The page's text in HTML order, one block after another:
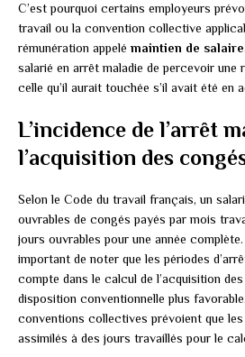
C’est pourquoi certains employeurs
travail ou la convention collective
rémunération appelé maintien de salaire
salarié en arrêt maladie de percevoir une
celle qu’il aurait touchée s’il avait été en
L’incidence de l’arrêt
l’acquisition des
Selon le Code du travail français, un
ouvrables de congés payés par mois
jours ouvrables pour une année
important de noter que les périodes
compte dans le calcul de l’acquisition
disposition conventionnelle plus
conventions collectives prévoient que
assimilés à des jours travaillés pour le